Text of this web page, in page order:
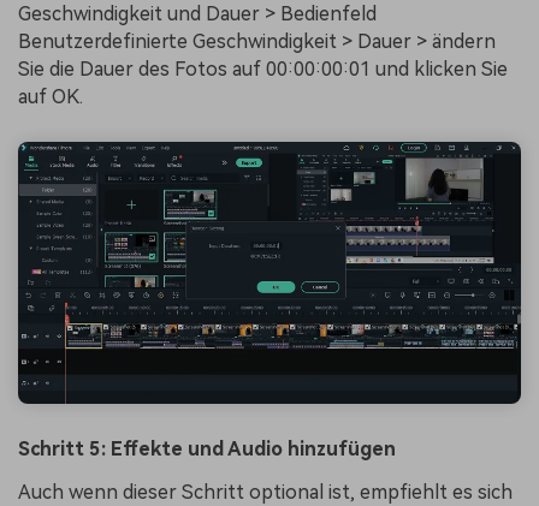
Geschwindigkeit und Dauer > Bedienfeld
Benutzerdefinierte Geschwindigkeit > Dauer > ändern
Sie die Dauer des Fotos auf 00:00:00:01 und klicken Sie
auf OK.
Schritt 5: Effekte und Audio hinzufügen
Auch wenn dieser Schritt optional ist, empfiehlt es sich